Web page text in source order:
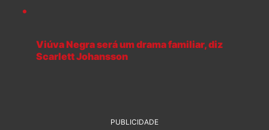
Viúva Negra será um drama familiar, diz
Scarlett Johansson
PUBLICIDADE